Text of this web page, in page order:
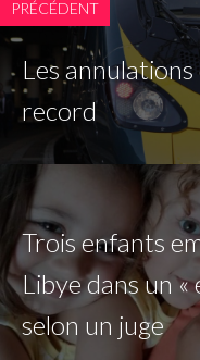
PRÉCÉDENT
Les
record
Trois enfants
Libye dans un
selon un juge